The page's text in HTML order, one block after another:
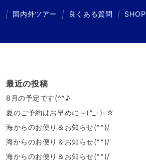
国内外ツアー 良くある質問 SHOP
最近の投稿
8月の予定です(^^♪
夏のご予約はお早めに～(^_-)-☆
海からのお便り＆お知らせ(^^)/
海からのお便り＆お知らせ(^^)/
海からのお便り＆お知らせ(^^)/